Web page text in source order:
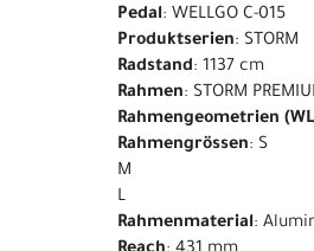
Pedal: WELLGO C-015
Produktserien: STORM
Radstand: 1137 cm
Rahmen: STORM
Rahmengeometrien
Rahmengrössen: S
M
L
Rahmenmaterial: